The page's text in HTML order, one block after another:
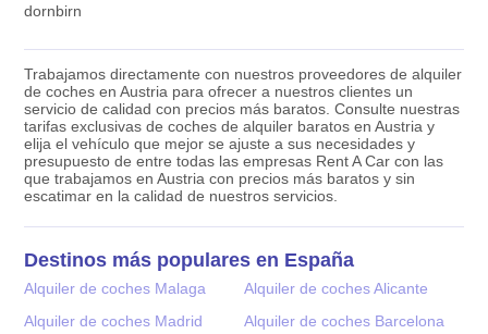
dornbirn
Trabajamos directamente con nuestros proveedores de alquiler
de coches en Austria para ofrecer a nuestros clientes un
servicio de calidad con precios más baratos. Consulte nuestras
tarifas exclusivas de coches de alquiler baratos en Austria y
elija el vehículo que mejor se ajuste a sus necesidades y
presupuesto de entre todas las empresas Rent A Car con las
que trabajamos en Austria con precios más baratos y sin
escatimar en la calidad de nuestros servicios.
Destinos más populares en España
Alquiler de coches Malaga
Alquiler de coches Alicante
Alquiler de coches Madrid
Alquiler de coches Barcelona